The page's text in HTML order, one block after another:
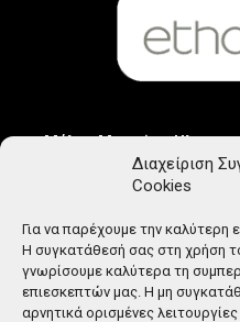
Διαχείριση
Cookies
Για να παρέχουμε την καλύτερη
Η συγκατάθεσή σας στη χρήση
γνωρίσουμε καλύτερα τη
επιεσκεπτών μας. Η μη
αρνητικά ορισμένες
Μέλος Μητρώου